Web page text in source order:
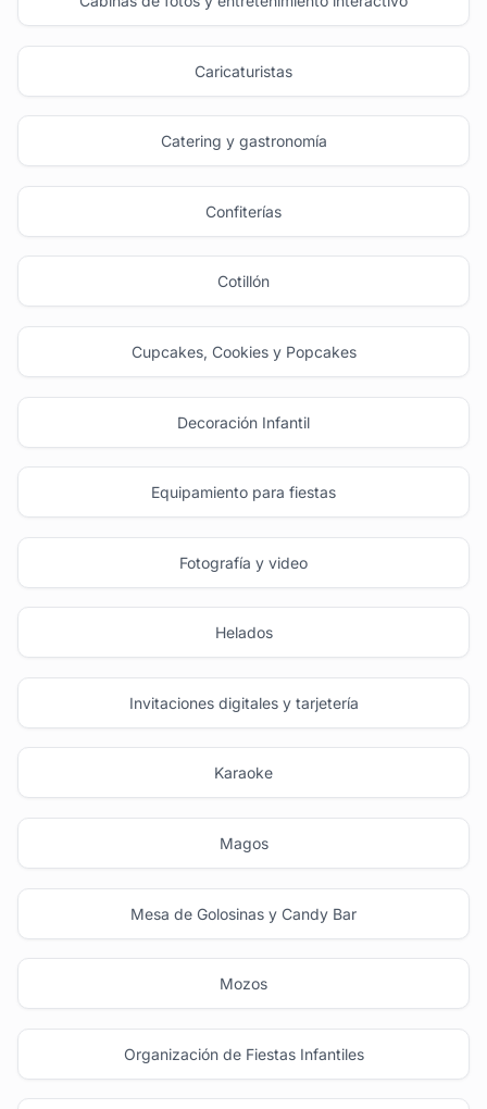
Caricaturistas
Catering y gastronomía
Confiterías
Cotillón
Cupcakes, Cookies y Popcakes
Decoración Infantil
Equipamiento para fiestas
Fotografía y video
Helados
Invitaciones digitales y tarjetería
Karaoke
Magos
Mesa de Golosinas y Candy Bar
Mozos
Organización de Fiestas Infantiles